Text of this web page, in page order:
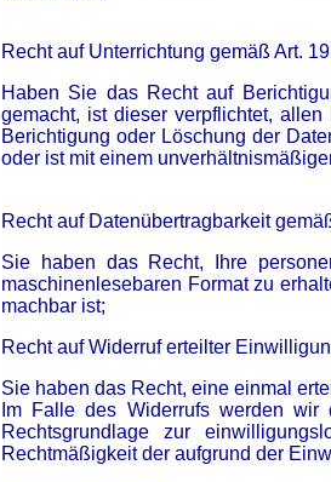
Recht auf Unterrichtung gemäß Art.
Haben Sie das Recht auf
gemacht, ist dieser verpflichtet,
Berichtigung oder Löschung der
oder ist mit einem
Recht auf Datenübertragbarkeit
Sie haben das Recht, Ihre
maschinenlesebaren Format zu
machbar ist;
Recht auf Widerruf erteilter
Sie haben das Recht, eine einmal
Im Falle des Widerrufs werden
Rechtsgrundlage zur
Rechtmäßigkeit der aufgrund der